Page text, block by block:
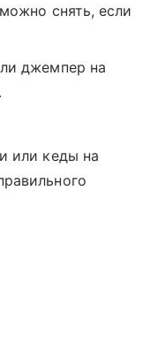
снять, если
джемпер на
или кеды на